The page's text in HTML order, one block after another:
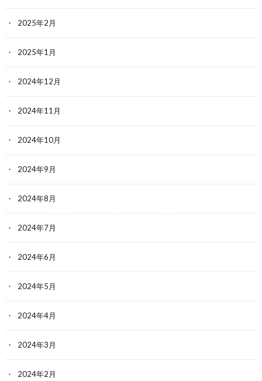
2025年2月
2025年1月
2024年12月
2024年11月
2024年10月
2024年9月
2024年8月
2024年7月
2024年6月
2024年5月
2024年4月
2024年3月
2024年2月